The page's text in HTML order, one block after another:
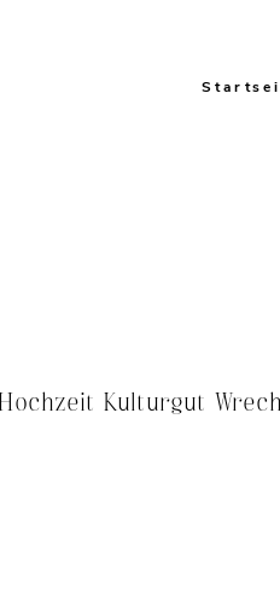
Hochzeit Kulturgut